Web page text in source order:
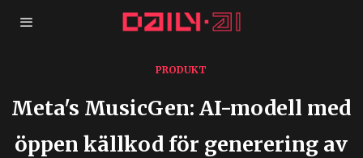
PRODUKT
Meta's MusicGen: AI-modell med
öppen källkod för generering av